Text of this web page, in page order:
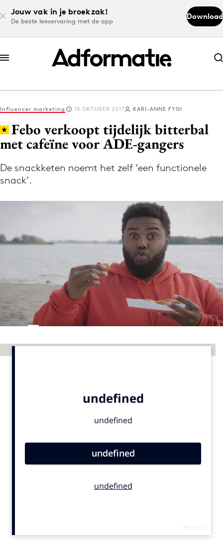
Jouw vak in je broekzak!
De beste leeservaring met de app
Download
Abonneer nu
Abonneer nu
Log in
Download de app
Volg het laatste nieuws via de Adformatie
Home
9 sept: GenAI-training
12 nov: MarketingLive!
Adverteren
Events
Opleidingen
Artificial Intelligence
Influencer marketing 18 OKTOBER 2017 KARI-ANNE FYGI
Febo verkoopt tijdelijk bitterbal
met cafeïne voor ADE-gangers
De snackketen noemt het zelf ‘een functionele
snack’.